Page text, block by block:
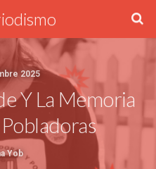
2025
Y La Memoria
Yob